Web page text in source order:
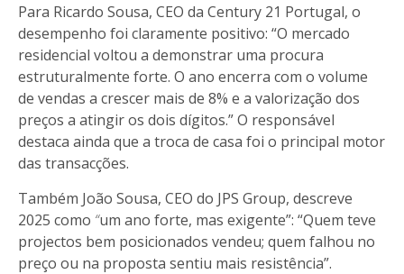
Para Ricardo Sousa, CEO da Century 21 Portugal, o
desempenho foi claramente positivo: “O mercado
residencial voltou a demonstrar uma procura
estruturalmente forte. O ano encerra com o volume
de vendas a crescer mais de 8% e a valorização dos
preços a atingir os dois dígitos.” O responsável
destaca ainda que a troca de casa foi o principal motor
das transacções.
Também João Sousa, CEO do JPS Group, descreve
2025 como “um ano forte, mas exigente”: “Quem teve
projectos bem posicionados vendeu; quem falhou no
preço ou na proposta sentiu mais resistência”.